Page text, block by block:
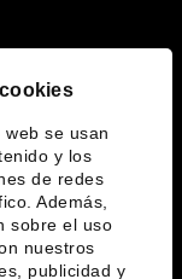
se usan
y los
de redes
Además,
sobre el uso
nuestros
publicidad y